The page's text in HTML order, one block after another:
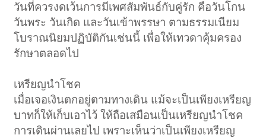
วันที่ควรงดเว้นการมีเพศสัมพันธ์กับคู่รัก คือวันโกน
วันพระ วันเกิด และวันเข้าพรรษา ตามธรรมเนียม
โบราณนิยมปฏิบัติกันเช่นนี้ เพื่อให้เทวดาคุ้มครอง
รักษาตลอดไป
เหรียญนำโชค
เมื่อเจอเงินตกอยู่ตามทางเดิน แม้จะเป็นเพียงเหรียญ
บาทก็ให้เก็บเอาไว้ ให้ถือเสมือนเป็นเหรียญนำโชค
การเดินผ่านเลยไป เพราะเห็นว่าเป็นเพียงเหรียญ